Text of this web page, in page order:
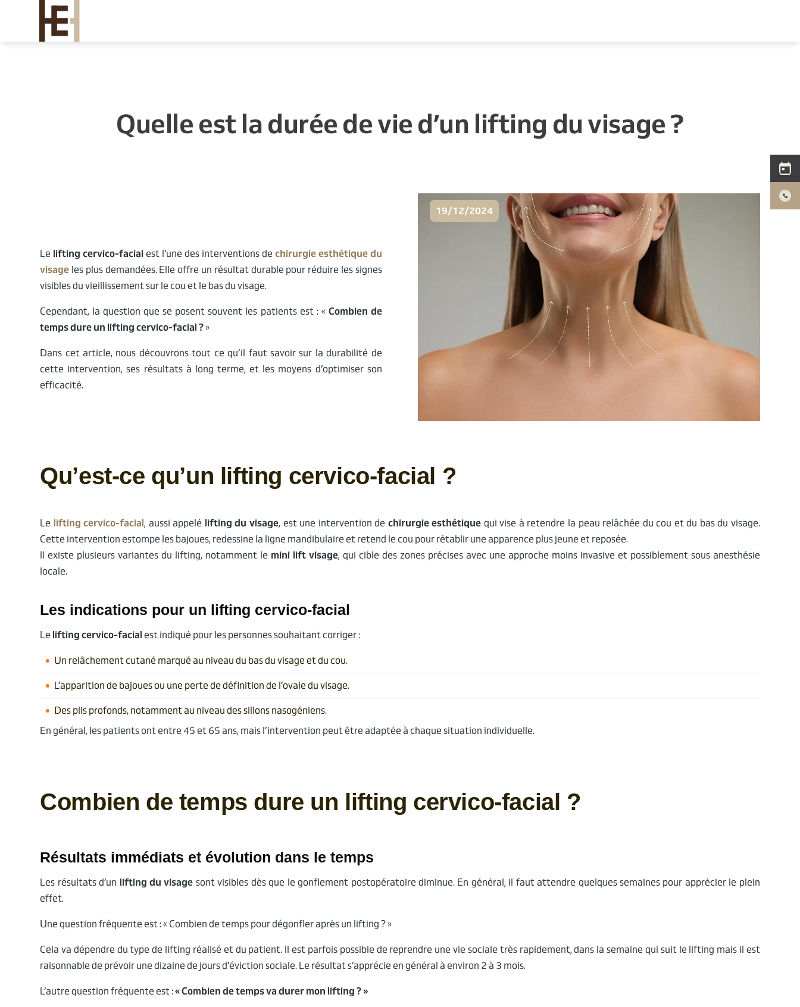
Aller au contenu principal
Quelle est la durée de vie d’un lifting du visage ?
Le lifting cervico-facial est l’une des interventions de chirurgie esthétique du
visage les plus demandées. Elle offre un résultat durable pour réduire les signes
visibles du vieillissement sur le cou et le bas du visage.
Cependant, la question que se posent souvent les patients est : « Combien de
temps dure un lifting cervico-facial ?»
Dans cet article, nous découvrons tout ce qu’il faut savoir sur la durabilité de
cette intervention, ses résultats à long terme, et les moyens d’optimiser son
efficacité.
19/12/2024
Qu’est-ce qu’un lifting cervico-facial ?
Le lifting cervico-facial, aussi appelé lifting du visage, est une intervention de chirurgie esthétique qui vise à retendre la peau relâchée du cou et du bas du visage.
Cette intervention estompe les bajoues, redessine la ligne mandibulaire et retend le cou pour rétablir une apparence plus jeune et reposée.
Il existe plusieurs variantes du lifting, notamment le mini lift visage, qui cible des zones précises avec une approche moins invasive et possiblement sous anesthésie
locale.
Les indications pour un lifting cervico-facial
Le lifting cervico-facial est indiqué pour les personnes souhaitant corriger :
Un relâchement cutané marqué au niveau du bas du visage et du cou.
L’apparition de bajoues ou une perte de définition de l’ovale du visage.
Des plis profonds, notamment au niveau des sillons nasogéniens.
En général, les patients ont entre 45 et 65 ans, mais l’intervention peut être adaptée à chaque situation individuelle.
Combien de temps dure un lifting cervico-facial ?
Résultats immédiats et évolution dans le temps
Les résultats d’un lifting du visage sont visibles dès que le gonflement postopératoire diminue. En général, il faut attendre quelques semaines pour apprécier le plein
effet.
Une question fréquente est : « Combien de temps pour dégonfler après un lifting ? »
Cela va dépendre du type de lifting réalisé et du patient. Il est parfois possible de reprendre une vie sociale très rapidement, dans la semaine qui suit le lifting mais il est
raisonnable de prévoir une dizaine de jours d’éviction sociale. Le résultat s’apprécie en général à environ 2 à 3 mois.
L’autre question fréquente est :« Combien de temps va durer mon lifting ? »